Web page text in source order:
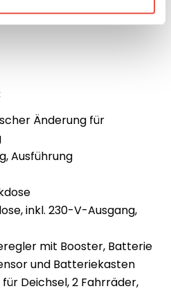
Änderung für
Ausführung
inkl. 230-V-Ausgang,
mit Booster, Batterie
und Batteriekasten
Deichsel, 2 Fahrräder,